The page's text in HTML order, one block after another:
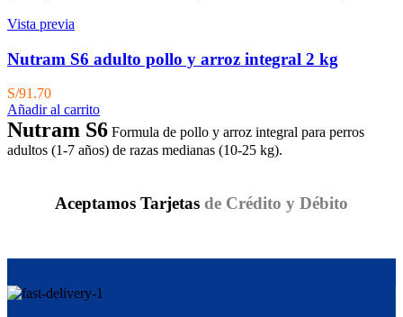
Vista previa
Nutram S6 adulto pollo y arroz integral 2 kg
S/91.70
Añadir al carrito
Nutram S6 Formula de pollo y arroz integral para perros
adultos (1-7 años) de razas medianas (10-25 kg).
Aceptamos Tarjetas de Crédito y Débito